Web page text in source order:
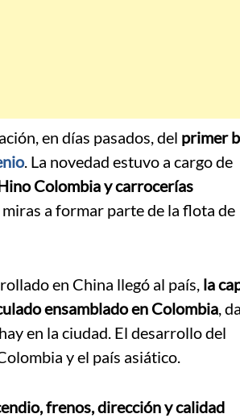
en días pasados, del primer
. La novedad estuvo a cargo de
Colombia y carrocerías
a formar parte de la flota de
en China llegó al país, la
ensamblado en Colombia,
en la ciudad. El desarrollo del
y el país asiático.
frenos, dirección y calidad